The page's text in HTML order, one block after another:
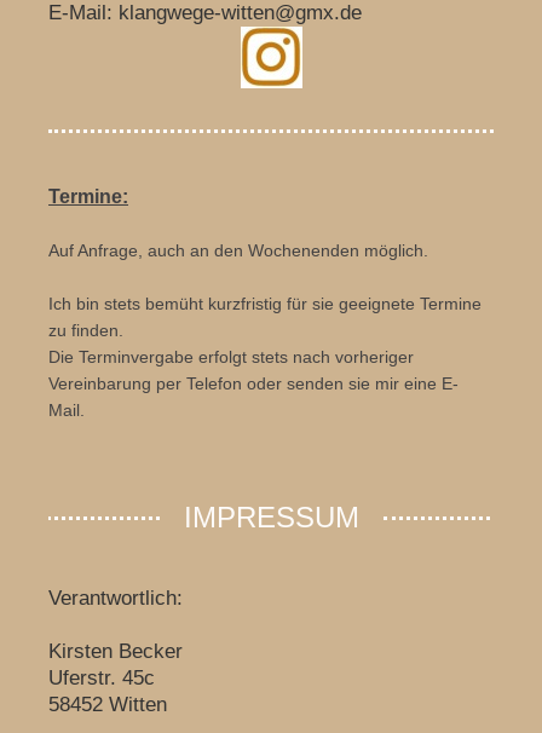
E-Mail: klangwege-witten@gmx.de
Termine:
Auf Anfrage, auch an den Wochenenden möglich.
Ich bin stets bemüht kurzfristig für sie geeignete Termine
zu finden.
Die Terminvergabe erfolgt stets nach vorheriger
Vereinbarung per Telefon oder senden sie mir eine E-
Mail.
IMPRESSUM
Verantwortlich:
Kirsten Becker
Uferstr. 45c
58452 Witten